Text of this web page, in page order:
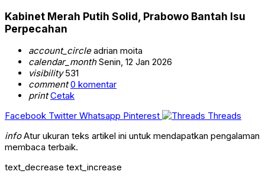
Kabinet Merah Putih Solid, Prabowo Bantah Isu
Perpecahan
account_circleadrian moita
calendar_monthSenin, 12 Jan 2026
visibility531
comment 0 komentar
print Cetak
Facebook Twitter Whatsapp Pinterest
Threads
infoAtur ukuran teks artikel ini untuk mendapatkan pengalaman
membaca terbaik.
text_decrease text_increase